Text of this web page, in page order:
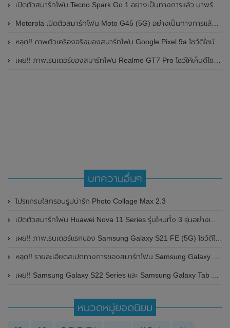
เปิดตัวสมาร์ทโฟน Tecno Spark Go 1 อย่างเป็นทางการแล้ว มาพร้อมหน้าจอแสดงผล LCD / 120Hz , แบตเตอรี่ 5,000mAh และใช้ชิปเซ็ต Unisoc
Motorola เปิดตัวสมาร์ทโฟน Moto G45 (5G) อย่างเป็นทางการแล้วในอินเดีย
หลุด!! ภาพตัวเครื่องจริงของสมาร์ทโฟน Google Pixel 9a โชว์ดีไซน์ใหม่ กล้องหลังแบนราบ ไม่มีกรอบของกล้องแล้ว
เผย!! ภาพเรนเดอร์ของสมาร์ทโฟน Realme GT7 Pro โชว์ให้เห็นดีไซน์ใหม่ พร้อมเผยรายละเอียดสเปกที่สำคัญบางส่วน
บทความอื่นๆ
โปรแกรมใส่กรอบรูปน่ารัก Photo Collage Max 2.3
เปิดตัวสมาร์ทโฟน Huawei Nova 11 Series รุ่นใหม่ทั้ง 3 รุ่นอย่างเป็นทางการแล้ว
เผย!! ภาพเรนเดอร์แรกของ Samsung Galaxy S21 FE (5G) โชว์ดีไซน์ตัวเครื่องให้เห็นทั้งด้านหน้าและด้านหลัง
หลุด!! รายละเอียดสเปกทางการของสมาร์ทโฟน Samsung Galaxy S24 Series ครบทั้ง 3 รุ่น
เผย!! Samsung Galaxy S22 Series และ Samsung Galaxy Tab S8 Series อาจจะเปิดตัวอย่างเป็นทางการในวันที่ 9 กุมภาพันธ์ 2022 นี้
หมวดหมู่ยอดนิยม